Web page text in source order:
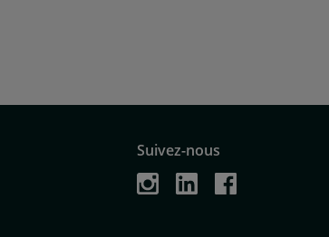
Suivez-nous